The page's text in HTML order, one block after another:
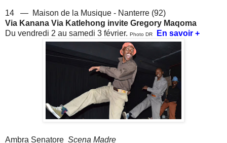
14 — Maison de la Musique - Nanterre (92)
Via Kanana Via Katlehong invite Gregory Maqoma
Du vendredi 2 au samedi 3 février. Photo DR En savoir +
Ambra Senatore Scena Madre